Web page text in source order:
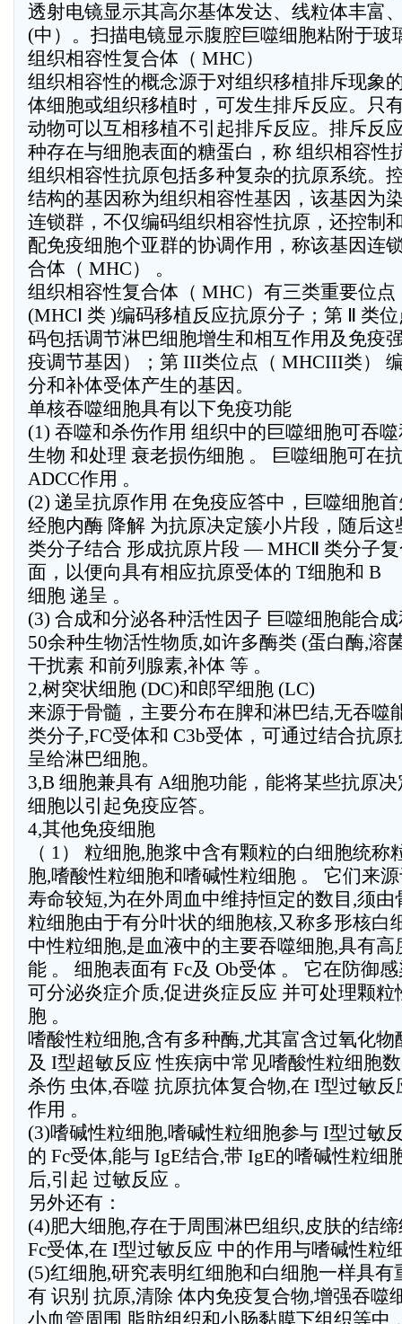
透射电镜显示其高尔基体发达、线粒体丰富
(中）。扫描电镜显示腹腔巨噬细胞粘附于玻
组织相容性复合体（ MHC）
组织相容性的概念源于对组织移植排斥现象
体细胞或组织移植时，可发生排斥反应。只
动物可以互相移植不引起排斥反应。排斥反
种存在与细胞表面的糖蛋白，称 组织相容性
组织相容性抗原包括多种复杂的抗原系统。
结构的基因称为组织相容性基因，该基因为
连锁群，不仅编码组织相容性抗原，还控制
配免疫细胞个亚群的协调作用，称该基因连
合体（ MHC） 。
组织相容性复合体（ MHC）有三类重要位点
(MHCⅠ 类 )编码移植反应抗原分子；第 Ⅱ 类
码包括调节淋巴细胞增生和相互作用及免疫
疫调节基因）；第 III类位点（ MHCIII类）
分和补体受体产生的基因。
单核吞噬细胞具有以下免疫功能
(1) 吞噬和杀伤作用 组织中的巨噬细胞可吞
生物 和处理 衰老损伤细胞 。 巨噬细胞可在
ADCC作用 。
(2) 递呈抗原作用 在免疫应答中，巨噬细胞
经胞内酶 降解 为抗原决定簇小片段，随后这
类分子结合 形成抗原片段 — MHCⅡ 类分子
面，以便向具有相应抗原受体的 T细胞和 B
细胞 递呈 。
(3) 合成和分泌各种活性因子 巨噬细胞能合
50余种生物活性物质,如许多酶类 (蛋白酶,溶
干扰素 和前列腺素,补体 等 。
2,树突状细胞 (DC)和郎罕细胞 (LC)
来源于骨髓，主要分布在脾和淋巴结,无吞噬
类分子,FC受体和 C3b受体，可通过结合抗
呈给淋巴细胞。
3,B 细胞兼具有 A细胞功能，能将某些抗原
细胞以引起免疫应答。
4,其他免疫细胞
（ 1） 粒细胞,胞浆中含有颗粒的白细胞统称
胞,嗜酸性粒细胞和嗜碱性粒细胞 。 它们来
寿命较短,为在外周血中维持恒定的数目,须
粒细胞由于有分叶状的细胞核,又称多形核白
中性粒细胞,是血液中的主要吞噬细胞,具有
能 。 细胞表面有 Fc及 Ob受体 。 它在防御
可分泌炎症介质,促进炎症反应 并可处理颗
胞 。
嗜酸性粒细胞,含有多种酶,尤其富含过氧化物
及 I型超敏反应 性疾病中常见嗜酸性粒细胞
杀伤 虫体,吞噬 抗原抗体复合物,在 I型过敏
作用 。
(3)嗜碱性粒细胞,嗜碱性粒细胞参与 I型过敏
的 Fc受体,能与 IgE结合,带 IgE的嗜碱性粒细
后,引起 过敏反应 。
另外还有：
(4)肥大细胞,存在于周围淋巴组织,皮肤的结
Fc受体,在 I型过敏反应 中的作用与嗜碱性粒
(5)红细胞,研究表明红细胞和白细胞一样具有
有 识别 抗原,清除 体内免疫复合物,增强吞噬
小血管周围,脂肪组织和小肠黏膜下组织等中